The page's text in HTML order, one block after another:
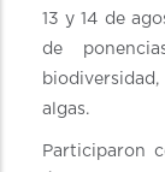
13 y 14 de
de
algas.
Participaron